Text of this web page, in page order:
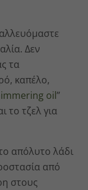
Δεν
τα
καπέλο,
oil”
το τζελ για
το απόλυτο λάδι
από
στους